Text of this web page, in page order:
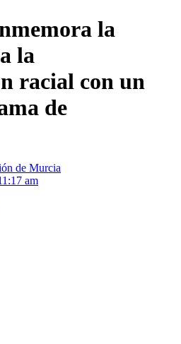
la
la
racial con un
de
de Murcia
am